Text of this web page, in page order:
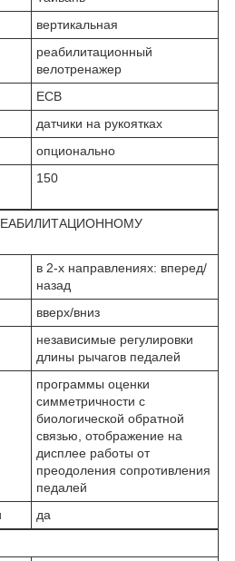
вертикальная
реабилитационный
велотренажер
ЕСВ
датчики на рукоятках
опционально
150
в 2-х направлениях: вперед/
назад
вверх/вниз
независимые регулировки
длины рычагов педалей
программы оценки
симметричности с
биологической обратной
связью, отображение на
дисплее работы от
преодоления сопротивления
педалей
да